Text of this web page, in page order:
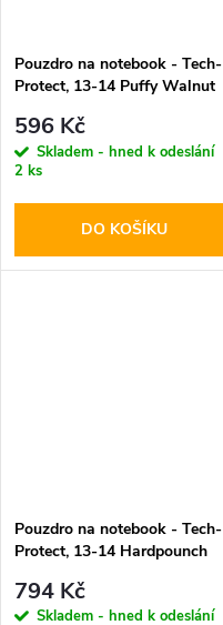
Pouzdro na notebook - Tech-
Protect, 13-14 Puffy Walnut
596 Kč
Skladem - hned k odeslání
2 ks
DO KOŠÍKU
Pouzdro na notebook - Tech-
Protect, 13-14 Hardpounch
794 Kč
Skladem - hned k odeslání